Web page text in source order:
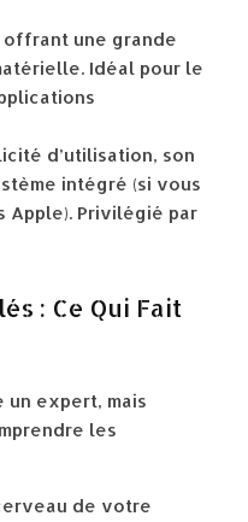
offrant une grande
Idéal pour le
d’utilisation, son
intégré (si vous
Apple). Privilégié par
: Ce Qui Fait
un expert, mais
les
de votre